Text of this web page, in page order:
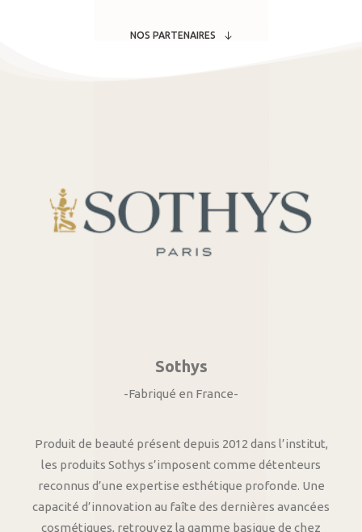
NOS PARTENAIRES
Sothys
-Fabriqué en France-
Produit de beauté présent depuis 2012 dans l’institut,
les produits Sothys s’imposent comme détenteurs
reconnus d’une expertise esthétique profonde. Une
capacité d’innovation au faîte des dernières avancées
cosmétiques, retrouvez la gamme basique de chez